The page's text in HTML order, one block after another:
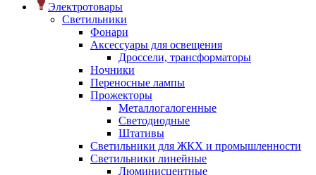
Электротовары
Светильники
Фонари
Аксессуары для освещения
Дроссели, трансформаторы
Ночники
Переносные лампы
Прожекторы
Металлогалогенные
Светодиодные
Штативы
Светильники для ЖКХ и промышленности
Светильники линейные
Люминисцентные